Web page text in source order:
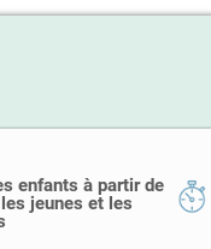
enfants à partir de
jeunes et les